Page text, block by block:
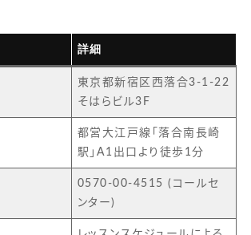
詳細
東京都新宿区西落合3-1-22
そはらビル3F
都営大江戸線「落合南長崎
駅」A1出口より徒歩1分
0570-00-4515 (コールセ
ンター)